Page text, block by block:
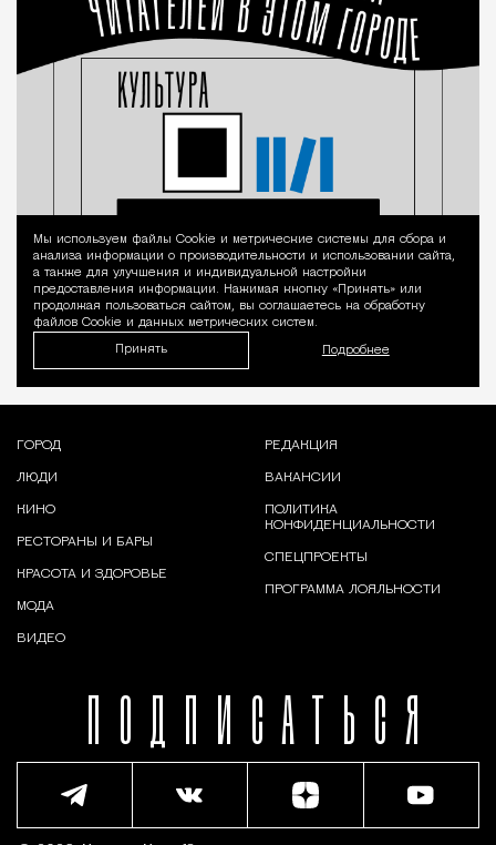
Уведомление
Мы используем файлы Сookie и метрические системы для сбора и
анализа информации о производительности и использовании сайта,
а также для улучшения и индивидуальной настройки
предоставления информации. Нажимая кнопку «Принять» или
продолжая пользоваться сайтом, вы соглашаетесь на обработку
файлов Cookie и данных метрических систем.
Принять Подробнее
ПОДПИСАТЬСЯ
ГОРОД
ЛЮДИ
КИНО
РЕСТОРАНЫ И БАРЫ
КРАСОТА И ЗДОРОВЬЕ
МОДА
ВИДЕО
РЕДАКЦИЯ
ВАКАНСИИ
ПОЛИТИКА
КОНФИДЕНЦИАЛЬНОСТИ
СПЕЦПРОЕКТЫ
ПРОГРАММА ЛОЯЛЬНОСТИ